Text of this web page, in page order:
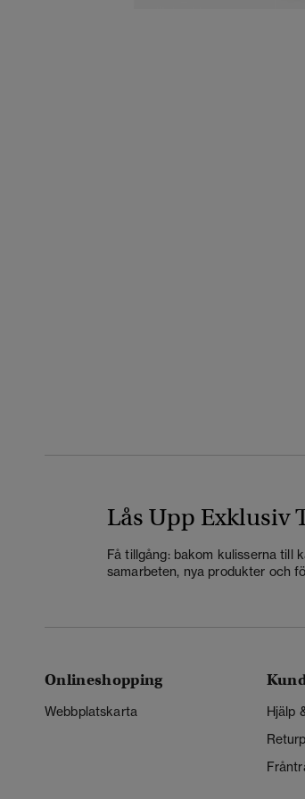
Lås Upp Exklusiv
Få tillgång: bakom kulisserna till
samarbeten, nya produkter och
Onlineshopping
Webbplatskarta
Hjälp